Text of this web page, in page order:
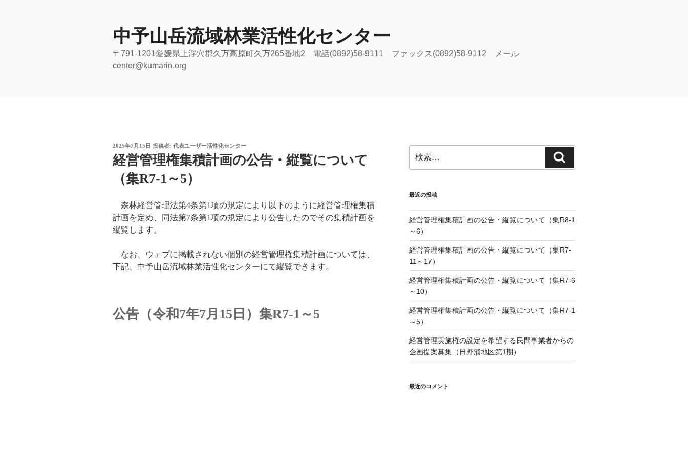
中予山岳流域林業活性化センター
〒791-1201愛媛県上浮穴郡久万高原町久万265番地2 電話(0892)58-9111 ファックス(0892)58-9112 メール
center@kumarin.org
投
稿
日:
2025年7月15日 投稿者: 代表ユーザー活性化センター
経営管理権集積計画の公告・縦覧について
（集R7-1～5）
森林経営管理法第4条第1項の規定により以下のように経営管理権集積
計画を定め、同法第7条第1項の規定により公告したのでその集積計画を
縦覧します。
なお、ウェブに掲載されない個別の経営管理権集積計画については、
下記、中予山岳流域林業活性化センターにて縦覧できます。
公告（令和7年7月15日）集R7-1～5
索:
索
最近の投稿
経営管理権集積計画の公告・縦覧について（集R8-1
～6）
経営管理権集積計画の公告・縦覧について（集R7-
11～17）
経営管理権集積計画の公告・縦覧について（集R7-6
～10）
経営管理権集積計画の公告・縦覧について（集R7-1
～5）
経営管理実施権の設定を希望する民間事業者からの
企画提案募集（日野浦地区第1期）
最近のコメント